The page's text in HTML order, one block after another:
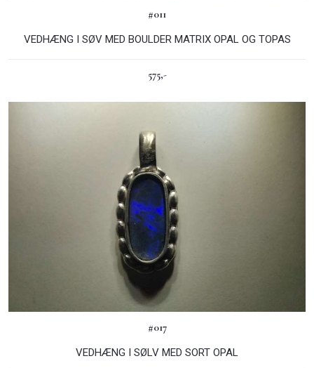
#011
VEDHÆNG I SØV MED BOULDER MATRIX OPAL OG TOPAS
575,-
#017
VEDHÆNG I SØLV MED SORT OPAL